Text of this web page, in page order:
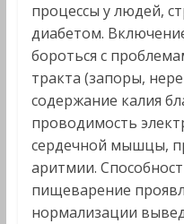
процессы у людей,
диабетом.
бороться с
тракта (запоры,
содержание калия
проводимость
сердечной мышцы,
аритмии.
пищеварение
нормализации